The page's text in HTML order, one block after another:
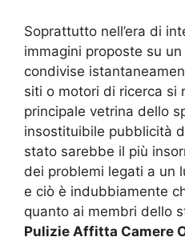
Soprattutto nell’era di
immagini proposte su
condivise
siti o motori di ricerca si
principale vetrina dello
insostituibile pubblicità
stato sarebbe il più
dei problemi legati a un
e ciò è indubbiamente
quanto ai membri dello
Pulizie Affitta Camere